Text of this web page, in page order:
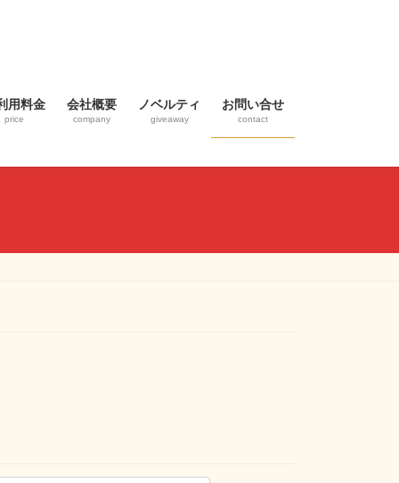
用料金
price
会社概要
company
ノベルティ
giveaway
お問い合せ
contact